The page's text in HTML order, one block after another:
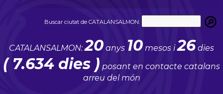
Buscar ciutat de CATALANSALMON:
CATALANSALMON:20 anys 10 mesos i26 dies
( 7.634 dies ) posant en contacte catalans
arreu del món